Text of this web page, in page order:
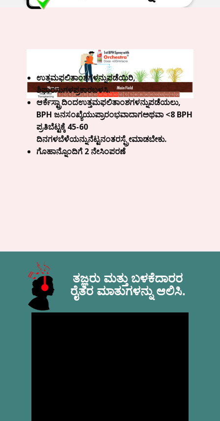
ಉತ್ತಮಫಲಿತಾಂಶಗಳನ್ನುಪಡೆಯಿರಿ,
ಶಿಫಾರಸುಗಳಪ್ರಕಾರಬಳಸಿ.
ಆರ್ಕೆಸ್ಟ್ರಾದಿಂದಉತ್ತಮಫಲಿತಾಂಶಗಳನ್ನುಪಡೆಯಲು,
BPH ಜನಸಂಖ್ಯೆಯುಪ್ರಾರಂಭವಾದಾಗಅಥವಾ <8 BPH
ಪ್ರತಿಬೆಟ್ಟಕ್ಕೆ 45-60
ದಿನಗಳಬೆಳೆಯನ್ನುನೆಟ್ಟನಂತರಸ್ಪ್ರೇಮಾಡಬೇಕು.
ಗೊಹಾನ್ನೊಂದಿಗೆ 2ನೇಸಿಂಪರಣೆ
ತಜ್ಞರು ಮತ್ತು ಬಳಕೆದಾರರ
ರೈತರ ಮಾತುಗಳನ್ನು ಆಲಿಸಿ.